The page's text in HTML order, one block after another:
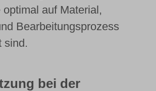
auf Material,
Bearbeitungsprozess
sind.
bei der